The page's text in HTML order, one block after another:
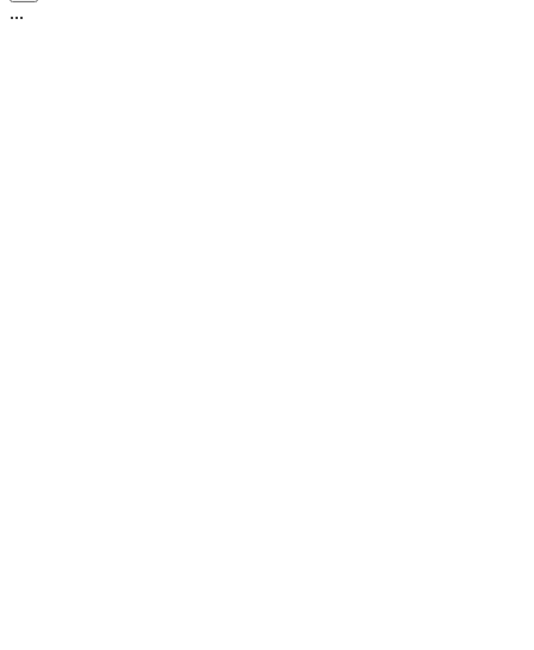
...